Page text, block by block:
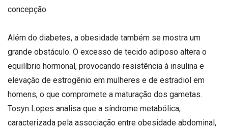
concepção.
Além do diabetes, a obesidade também se mostra um
grande obstáculo. O excesso de tecido adiposo altera o
equilíbrio hormonal, provocando resistência à insulina e
elevação de estrogênio em mulheres e de estradiol em
homens, o que compromete a maturação dos gametas.
Tosyn Lopes analisa que a síndrome metabólica,
caracterizada pela associação entre obesidade abdominal,